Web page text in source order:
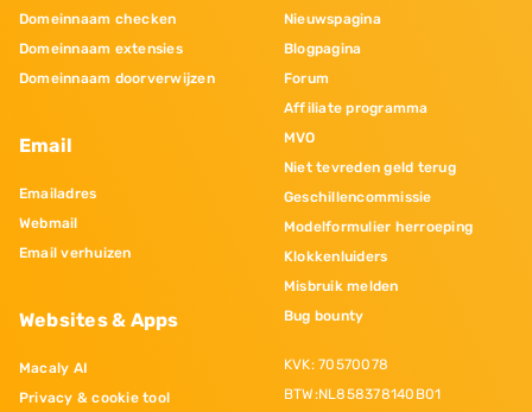
Domeinnaam checken
Domeinnaam extensies
Domeinnaam doorverwijzen
Email
Emailadres
Webmail
Email verhuizen
Websites & Apps
Macaly AI
Privacy & cookie tool
Nieuwspagina
Blogpagina
Forum
Affiliate programma
MVO
Niet tevreden geld terug
Geschillencommissie
Modelformulier herroeping
Klokkenluiders
Misbruik melden
Bug bounty
KVK: 70570078
BTW:NL858378140B01